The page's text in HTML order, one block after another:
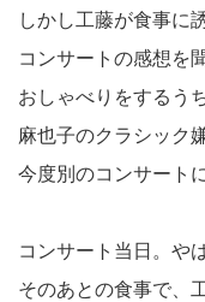
しかし工藤が食事に
コンサートの感想を
おしゃべりをするう
麻也子のクラシック
今度別のコンサート
コンサート当日。や
そのあとの食事で、